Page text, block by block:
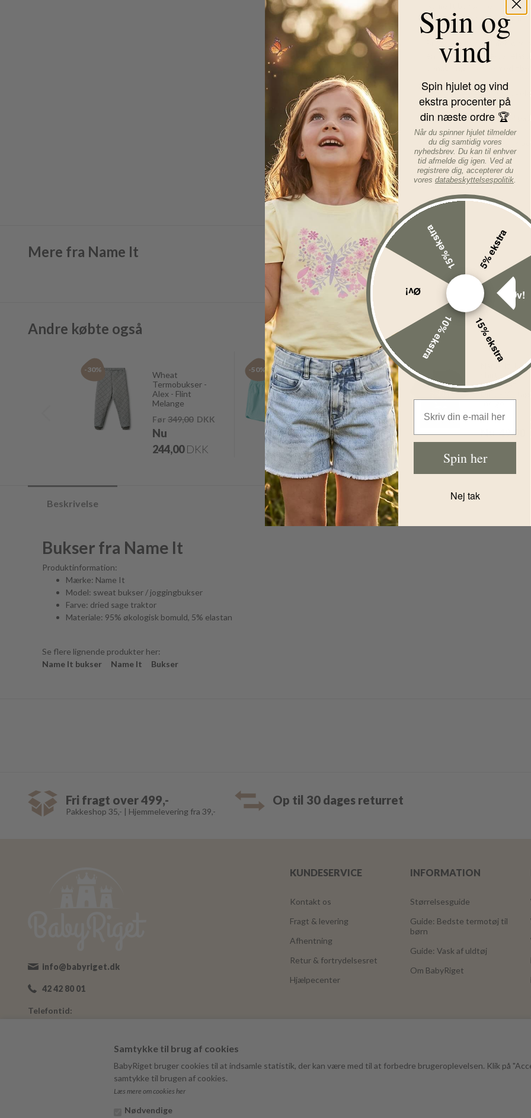
Samtykke til brug af cookies
BabyRiget bruger cookies til at indsamle statistik, der kan være med til at forbedre brugeroplevelsen. Klik på
samtykke til brugen af cookies.
Læs mere om cookies her
Nødvendige
Name It bukserne er i en
som traktorer, gravkøer mv.
Bukserne er lavet med
en indvendig justerbar
benåbningen er de med
Det er nogle gode,
Bukserne er med normal
Materiale: 95% økologisk
Læs mere om varen...
Mere fra Name It
Andre købte også
-30%
Wheat
Termobukser -
Alex - Flint
Melange
Før 349,00DKK
Nu
244,00 DKK
-50%
Name It
Badebukser -
NmmZakron -
Limpet Shell
Før119,00DKK
Nu59,00DKK
-51%
Name It T-
NmmFeath -
Dino -
Indigo
Før99,00
Nu49,00
Beskrivelse
Bukser fra Name It
Produktinformation:
Mærke: Name It
Model: sweat bukser / joggingbukser
Farve: dried sage traktor
Materiale: 95% økologisk bomuld, 5% elastan
Se flere lignende produkter her:
Name It bukser
Name It Bukser
Fri fragt over 499,-
Pakkeshop 35,- | Hjemmelevering fra 39,-
Op til 30 dages returret
info@babyriget.dk
42 42 80 01
Telefontid:
KUNDESERVICE
Kontakt os
Fragt & levering
Afhentning
Retur & fortrydelsesret
Hjælpecenter
INFORMATION
Størrelsesguide
Guide: Bedste termotøj til
børn
Guide: Vask af uldtøj
Om BabyRiget
Spin og
vind
Spin hjulet og vind
ekstra procenter på
din næste ordre 🏆
Når du spinner hjulet tilmelder
du dig samtidig vores
nyhedsbrev. Du kan til enhver
tid afmelde dig igen. Ved at
registrere dig, accepterer du
vores databeskyttelsespolitik.
5% ekstra
Øv!
15% ekstra
10% ekstra
Øv!
15% ekstra
Spin her
Nej tak